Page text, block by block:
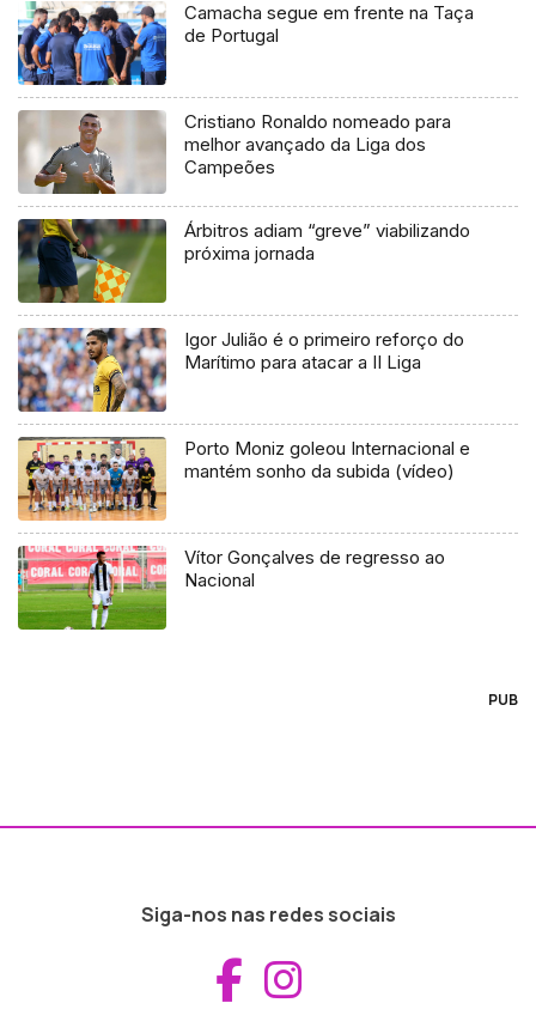
Camacha segue em frente na Taça
de Portugal
Cristiano Ronaldo nomeado para
melhor avançado da Liga dos
Campeões
Árbitros adiam “greve” viabilizando
próxima jornada
Igor Julião é o primeiro reforço do
Marítimo para atacar a II Liga
Porto Moniz goleou Internacional e
mantém sonho da subida (vídeo)
Vítor Gonçalves de regresso ao
Nacional
PUB
Siga-nos nas redes sociais
Aceder ao